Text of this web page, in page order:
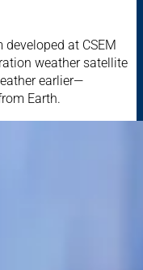
at CSEM
weather satellite
earlier—
Earth.